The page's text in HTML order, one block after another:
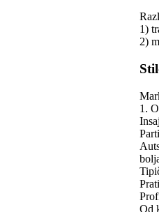
1)
2)
1.
Od